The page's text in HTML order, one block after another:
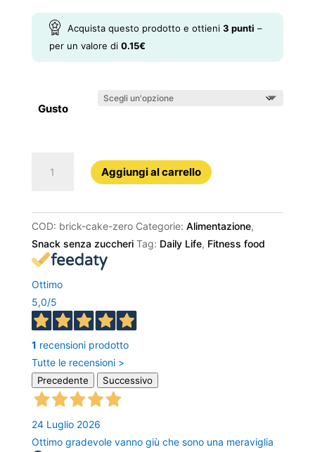
Acquista questo prodotto e ottieni 3 punti –
per un valore di 0.15€
Gusto
Cake
quantità
Aggiungi al carrello
COD: brick-cake-zero Categorie: Alimentazione,
Snack senza zuccheri Tag: Daily Life, Fitness food
Ottimo
5,0/5
1 recensioni prodotto
Tutte le recensioni >
Precedente Successivo
24 Luglio 2026
Ottimo gradevole vanno giù che sono una meraviglia